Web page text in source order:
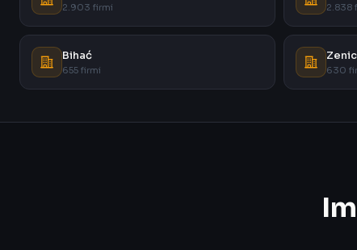
2.903 firmi 2.838
Bihać
655 firmi 630